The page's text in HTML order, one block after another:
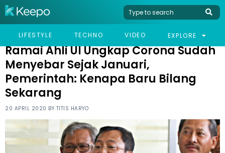
LIFESTYLE TECHNO VIDEO EXPLORE
HOME NEWS
RAMAI AHLI UI UNGKAP CORONA SUDAH MENYEBAR SEJAK
Ramai Ahli UI Ungkap Corona Sudah
Menyebar Sejak Januari,
Pemerintah: Kenapa Baru Bilang
Sekarang
20 APRIL 2020 BY TITIS HARYO